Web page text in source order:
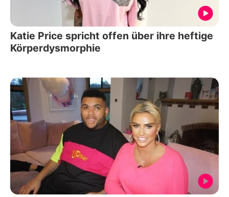
Katie Price spricht offen über ihre heftige
Körperdysmorphie